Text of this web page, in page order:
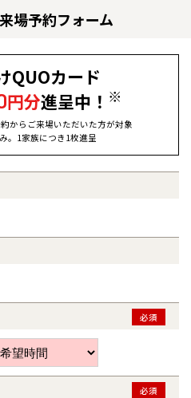
場予約フォーム
QUOカード
円分進呈中！ ※
からご来場いただいた方が対象
。1家族につき1枚進呈
必須
必須
歳